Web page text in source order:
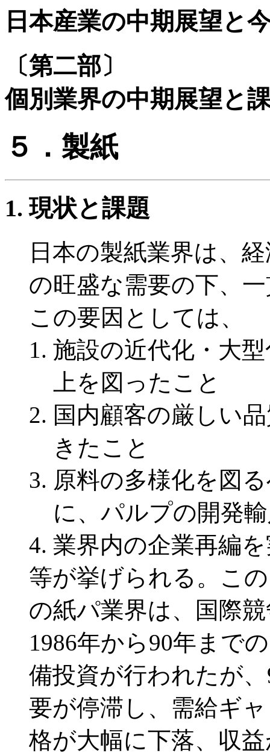
日本産業の中期展望と
〔第二部〕
個別業界の中期展望と
５．製紙
現状と課題
日本の製紙業界は、
の旺盛な需要の下、
この要因としては、
施設の近代化・大
上を図ったこと
国内顧客の厳しい
きたこと
原料の多様化を図
に、パルプの開発
業界内の企業再編
等が挙げられる。こ
の紙パ業界は、国際
1986年から90年まで
備投資が行われたが
要が停滞し、需給ギ
格が大幅に下落、収